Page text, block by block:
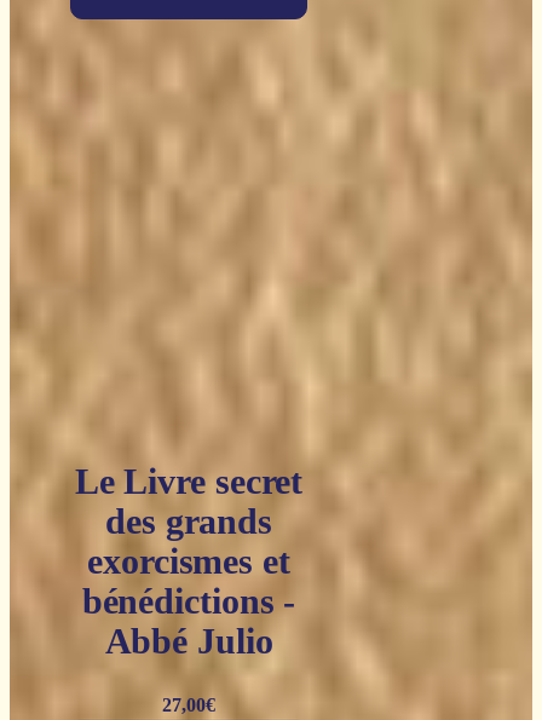
Le Livre secret
des grands
exorcismes et
bénédictions -
Abbé Julio
27,00€